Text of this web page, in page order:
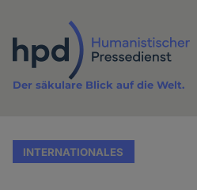
Inhalt
Der säkulare Blick auf die Welt.
INTERNATIONALES